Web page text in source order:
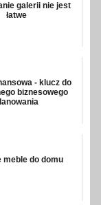
galerii nie jest
łatwe
- klucz do
biznesowego
meble do domu